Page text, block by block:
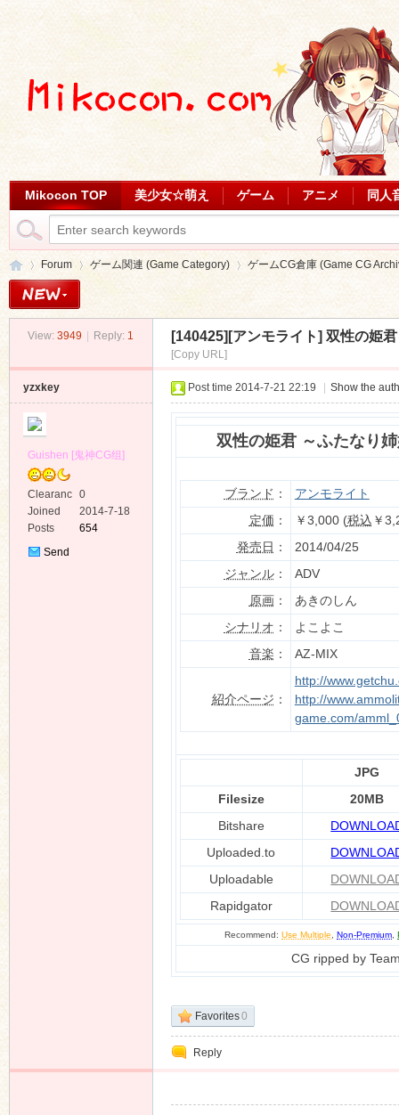
Mikocon TOP 美少女☆萌え ゲーム アニメ 同人
Forum
›
ゲーム関連 (Game Category)
›
ゲームCG倉庫 (Game CG
View: 3949 Reply: 1 [140425][アンモライト] 双性の姫
[Copy URL]
yzxkey
Guishen [鬼神CG组]
Clearanc
e
0
Joined
2014-7-18
Posts
654
Send
Post time 2014-7-21 22:19 Show the
双性の姫君 ～ふたなり
ブランド ：
アンモライト
定価 ： ￥3,000 (税込 ￥
発売日 ：
2014/04/25
ジャンル：
ADV
原画：
あきのしん
シナリオ ：
よこよこ
音楽 ： AZ-MIX
紹介ページ ：
http://
http://
game.com/
JPG
Filesize
20MB
Bitshare
Uploaded.to
Uploadable
Rapidgator
Recommend:Use Multiple ,Non-Premium ,
CG ripped by
Favorites0
Reply